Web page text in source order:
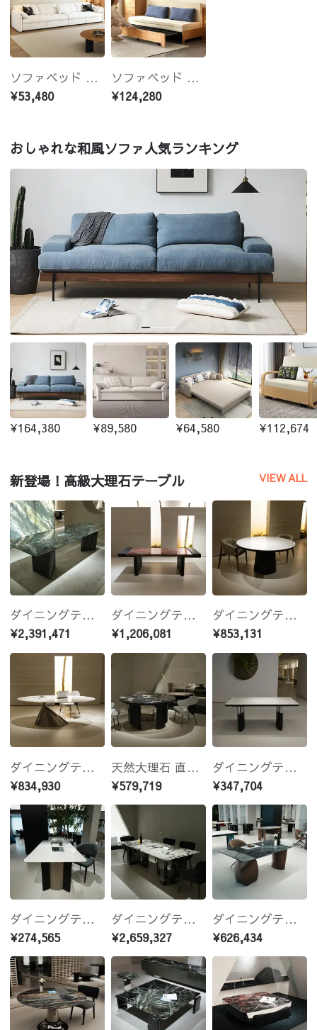
ソファベッド おしゃれ スエード ベージュ ダークグレー モダン 北欧デザイン コンパクト ワイド リビング 寝室 来客用 一人暮らし ファミリー対応 hyt-1427
¥53,480
ソファベッド ソファーベッド ソファ ソファー ベッド 木製 北欧 3人掛け ナチュラル 天然木
¥124,280
おしゃれな和風ソファ人気ランキング
¥164,380 ¥89,580 ¥64,580 ¥112,674
新登場！高級大理石テーブル VIEW ALL
ダイニングテーブル 天然大理石 260cm×100cm サブルー翡翠調 ダイニングテーブル 高級モダンデザイン 6人用 食卓 テーブル イズオーダー可能jrjj-6634
¥2,391,471
ダイニングテーブル 天然大理石 260cm×100cm ベトナレッド ダイニングテーブル 高級モダンデザイン レッドマーブル 食卓 テーブル サイズオーダー可能 jrjj-6786
¥1,206,081
ダイニングテーブル 天然大理石 150cm×150cm シンフェンディホワイト 円形 高級モダンデザイン ホワイトマーブル 食卓 テーブル サイズオーダー可能 jrjj-6668
¥853,131
ダイニングテーブル 天然大理石 220cm×100cm カリアイスジェイド オーバルテーブル 高級モダンデザイン ホワイトマーブル ラグジュアリー家具 サイズオーダー可能 jrjj-6622
¥834,930
天然大理石 直径150cm ブラックローズマーブル 円形ダイニングテーブル 高級モダンデザイン ラグジュアリーインテリア サイズオーダー可能 jrjj-6809
¥579,719
ダイニングテーブル 天然大理石 180cm×90cm ホワイトクリスタルマーブル 高級モダンデザイン ラグジュアリー家具 サイズオーダー可能jrjj-A35
¥347,704
ダイニングテーブル 天然大理石 180cm×90cm ホワイトクリスタルテーブル 高級モダンデザイン 白×ゴールド脚 ラグジュアリーダイニング家具 サイズオーダー可能 jrjj-6715
¥274,565
ダイニングテーブル 天然大理石テーブル 幅240cm 金孔雀ストーン モダンラグジュアリーデザイン 高級ダイニングテーブル サイズオーダー可能jrjj-6676
¥2,659,327
ダイニングテーブル 天然大理石テーブル 幅200cm 古木紋ストーン モダンエレガンスデザイン 高級ダイニングテーブル サイズオーダー可能 jrjj-6633
¥626,434